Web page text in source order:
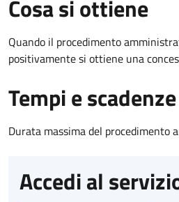
Cosa si ottiene
Quando il procedimento
positivamente si ottiene una
Tempi e scadenze
Durata massima del procedimento
Accedi al